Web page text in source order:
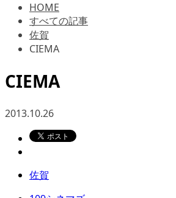
HOME
すべての記事
佐賀
CIEMA
CIEMA
2013.10.26
佐賀